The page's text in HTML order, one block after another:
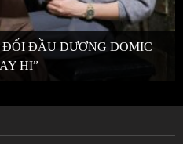
ĐẦU DƯƠNG DOMIC
HI”